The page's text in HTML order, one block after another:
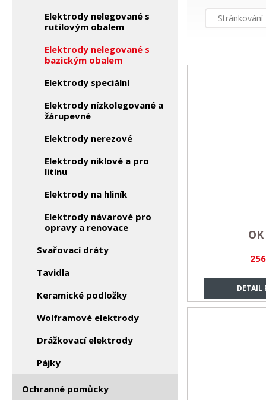
Elektrody nelegované s
rutilovým obalem
Elektrody nelegované s
bazickým obalem
Elektrody speciální
Elektrody nízkolegované a
žárupevné
Elektrody nerezové
Elektrody niklové a pro
litinu
Elektrody na hliník
Elektrody návarové pro
opravy a renovace
Svařovací dráty
Tavidla
Keramické podložky
Wolframové elektrody
Drážkovací elektrody
Pájky
Ochranné pomůcky
Stránkování
DETAIL